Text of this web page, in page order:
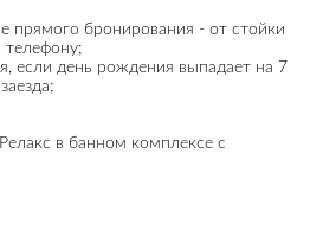
прямого бронирования - от стойки
если день рождения выпадает на 7
в банном комплексе с